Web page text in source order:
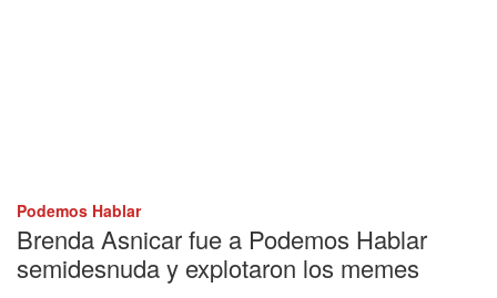
Podemos Hablar
Brenda Asnicar fue a Podemos Hablar
semidesnuda y explotaron los memes